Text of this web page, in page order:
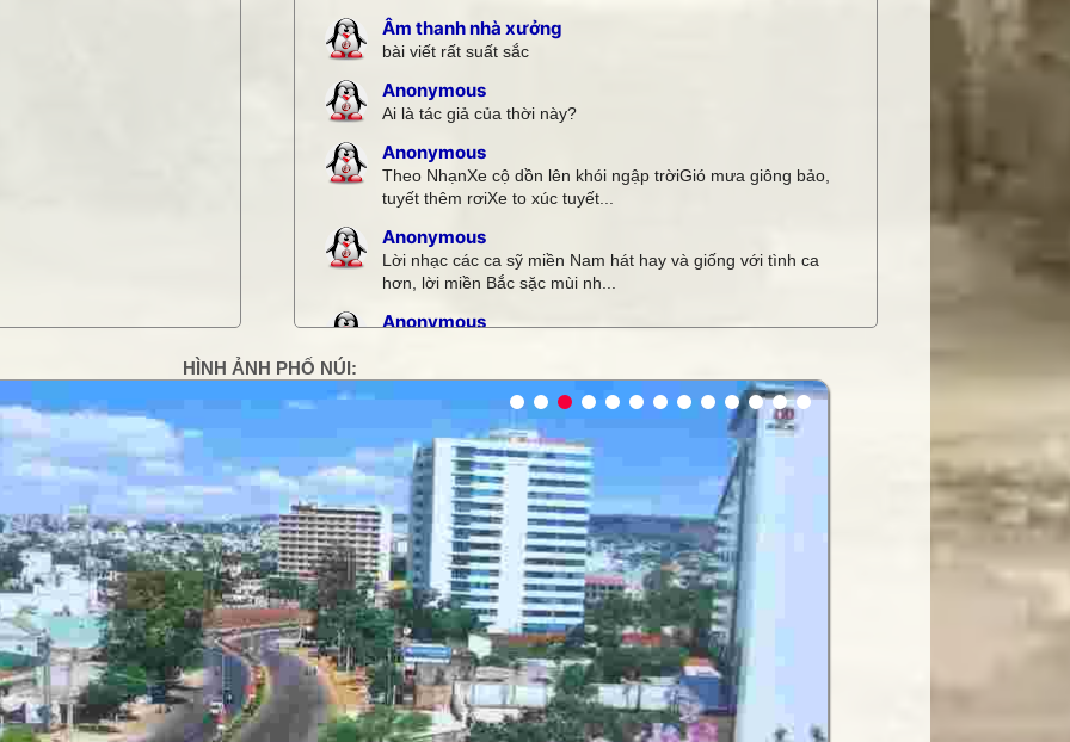
Âm thanh nhà xưởng
bài viết rất suất sắc
Anonymous
Ai là tác giả của thời này?
Anonymous
Theo NhạnXe cộ dồn lên khói ngập trờiGió mưa giông bảo,
tuyết thêm rơiXe to xúc tuyết...
Anonymous
Lời nhạc các ca sỹ miền Nam hát hay và giống với tình ca
hơn, lời miền Bắc sặc mùi nh...
Anonymous
Anonymous
tôi thấy nó khá là hay
Thiết bị âm thanh hội trường
hoa dã quỳ rất đẹp
Loa hội trường chính hãng
thơ rất hay
Xem thêm bình luận
HÌNH ẢNH PHỐ NÚI: